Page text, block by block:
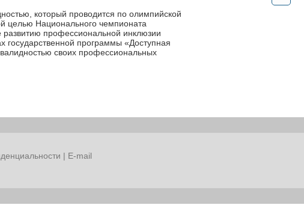
который проводится по олимпийской
целью Национального чемпионата
развитию профессиональной инклюзии
государственной программы «Доступная
своих профессиональных
| E-mail